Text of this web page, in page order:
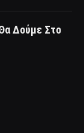
Δούμε Στο